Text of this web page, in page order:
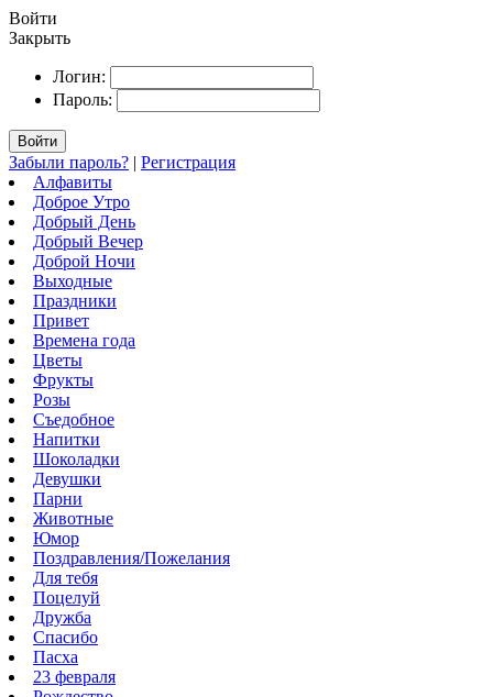
Войти
Закрыть
Логин:
Пароль:
Войти
Забыли пароль? | Регистрация
Алфавиты
Доброе Утро
Добрый День
Добрый Вечер
Доброй Ночи
Выходные
Праздники
Привет
Времена года
Цветы
Фрукты
Розы
Съедобное
Напитки
Шоколадки
Девушки
Парни
Животные
Юмор
Поздравления/Пожелания
Для тебя
Поцелуй
Дружба
Спасибо
Пасха
23 февраля